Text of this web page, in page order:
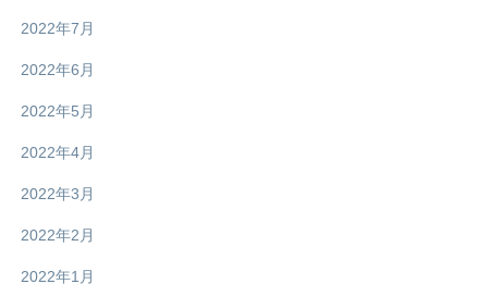
2022年7月
2022年6月
2022年5月
2022年4月
2022年3月
2022年2月
2022年1月